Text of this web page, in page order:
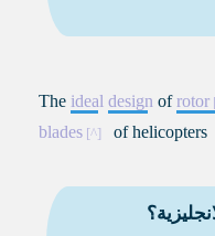
The ideal design of rotor
blades
of helicopters